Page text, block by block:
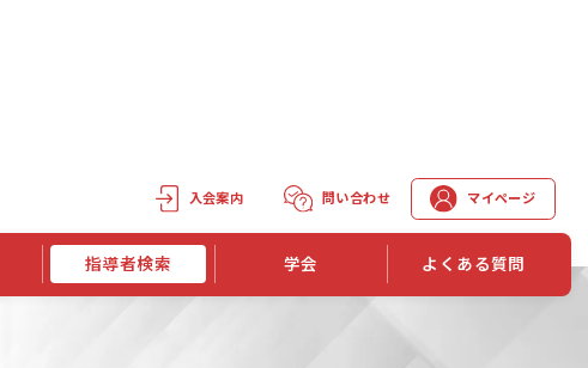
入会案内 問い合わせ マイページ
指導者検索
学会
学会誌
よくある質問